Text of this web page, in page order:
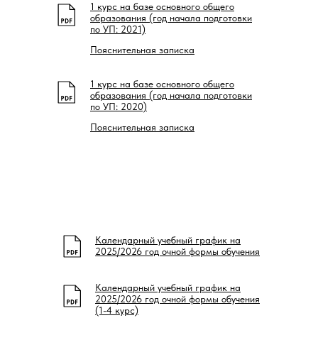
1 курс на базе основного общего
образования (год начала подготовки
по УП: 2021)
Пояснительная записка
1 курс на базе основного общего
образования (год начала подготовки
по УП: 2020)
Пояснительная записка
Календарный учебный график на
2025/2026 год очной формы обучения
Календарный учебный график на
2025/2026 год очной формы обучения
(1-4 курс)